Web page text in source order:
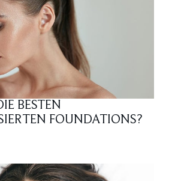
BESTEN
FOUNDATIONS?